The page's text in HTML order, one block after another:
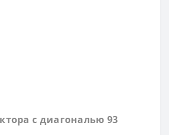
c диагональю 93